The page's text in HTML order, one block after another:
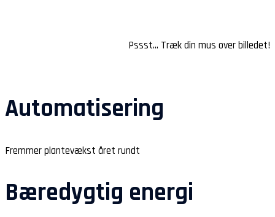
Pssst… Træk din mus over billedet!
Automatisering
Fremmer plantevækst året rundt
Bæredygtig energi